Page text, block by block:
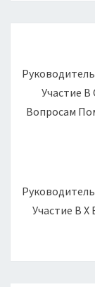
записям
Участие
Вопросам
Участие В Х